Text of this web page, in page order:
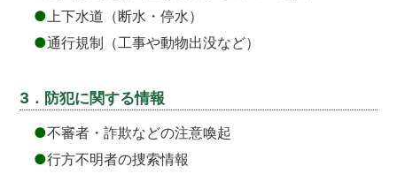
●上下水道（断水・停水）
●通行規制（工事や動物出没など）
3．防犯に関する情報
●不審者・詐欺などの注意喚起
●行方不明者の捜索情報